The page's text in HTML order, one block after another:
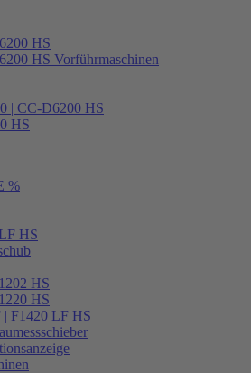
HS
HS Vorführmaschinen
| CC-D6200 HS
HS
%
HS
HS
HS
| F1420 LF HS